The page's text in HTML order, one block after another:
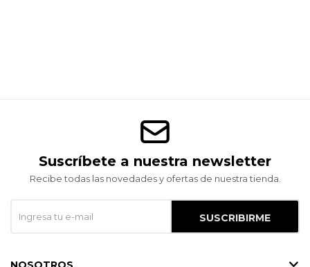
Suscríbete a nuestra newsletter
Recibe todas las novedades y ofertas de nuestra tienda.
SUSCRIBIRME